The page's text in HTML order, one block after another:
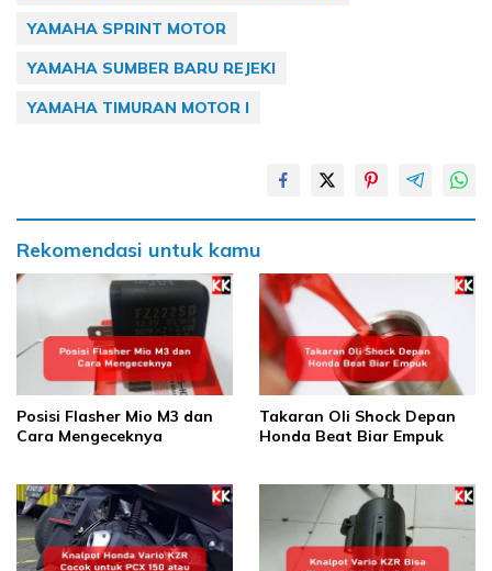
YAMAHA SPRINT MOTOR
YAMAHA SUMBER BARU REJEKI
YAMAHA TIMURAN MOTOR I
Rekomendasi untuk kamu
Posisi Flasher Mio M3 dan
Cara Mengeceknya
Takaran Oli Shock Depan
Honda Beat Biar Empuk